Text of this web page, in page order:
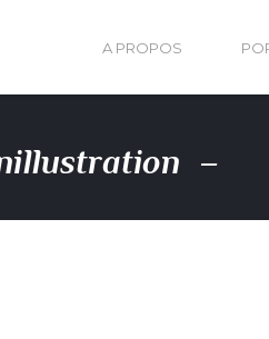
A PROPOS